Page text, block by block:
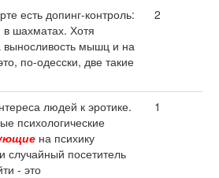
есть допинг-контроль:
шахматах. Хотя
выносливость мышц и на
по-одесски, две такие
2
людей к эротике.
психологические
на психику
случайный посетитель
- это
1